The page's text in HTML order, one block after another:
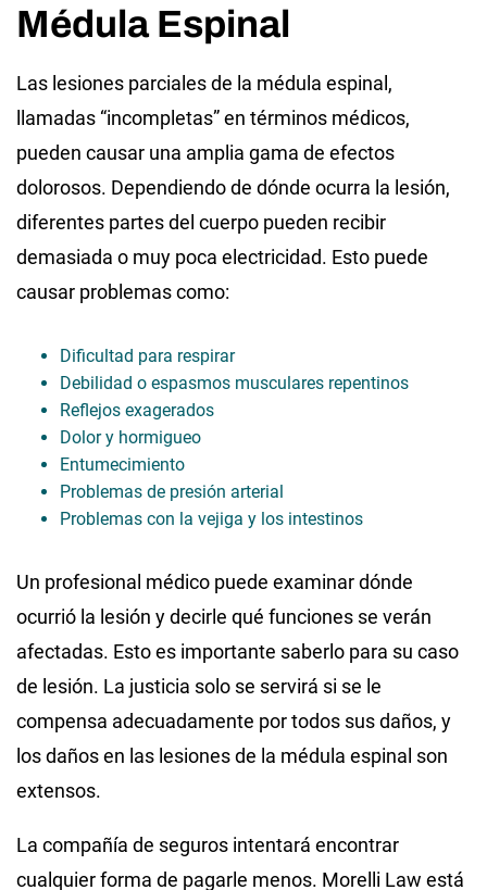
Médula Espinal
Las lesiones parciales de la médula espinal,
llamadas “incompletas” en términos médicos,
pueden causar una amplia gama de efectos
dolorosos. Dependiendo de dónde ocurra la lesión,
diferentes partes del cuerpo pueden recibir
demasiada o muy poca electricidad. Esto puede
causar problemas como:
Dificultad para respirar
Debilidad o espasmos musculares repentinos
Reflejos exagerados
Dolor y hormigueo
Entumecimiento
Problemas de presión arterial
Problemas con la vejiga y los intestinos
Un profesional médico puede examinar dónde
ocurrió la lesión y decirle qué funciones se verán
afectadas. Esto es importante saberlo para su caso
de lesión. La justicia solo se servirá si se le
compensa adecuadamente por todos sus daños, y
los daños en las lesiones de la médula espinal son
extensos.
La compañía de seguros intentará encontrar
cualquier forma de pagarle menos. Morelli Law está